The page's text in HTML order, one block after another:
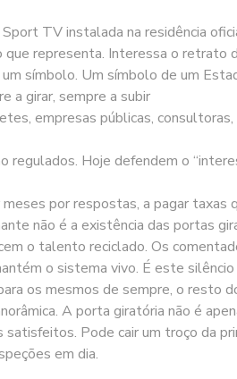
TV instalada na residência
representa. Interessa o retrato
símbolo. Um símbolo de um
a girar, sempre a subir
empresas públicas,
Hoje defendem o
por respostas, a pagar
não é a existência das portas
o talento reciclado. Os
o sistema vivo. É este
os mesmos de sempre, o resto
A porta giratória não é
Pode cair um troço da
em dia.